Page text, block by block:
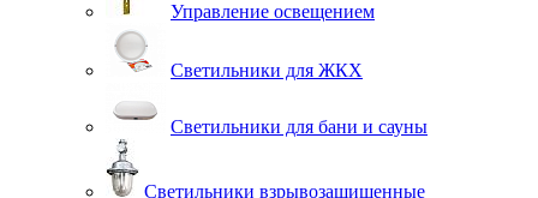
Управление освещением
Светильники для ЖКХ
Светильники для бани и сауны
Светильники взрывозащищенные